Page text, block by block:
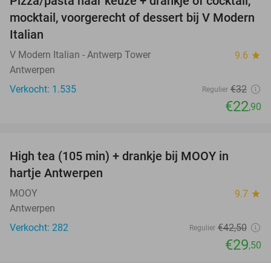
28%
mocktail, voorgerecht of dessert bij V Modern
Italian
V Modern Italian - Antwerp Tower 9.6 star
Antwerpen
Verkocht: 1.535
Regulier €32
€22,90
High tea (105 min) + drankje bij MOOY in
hartje Antwerpen
MOOY 9.7 star
Antwerpen
Verkocht: 282
Regulier €42,50
€29,50